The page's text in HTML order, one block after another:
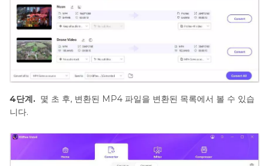
4단계. 몇 초 후, 변환된 MP4 파일을 변환된 목록에서 볼 수 있습
니다.